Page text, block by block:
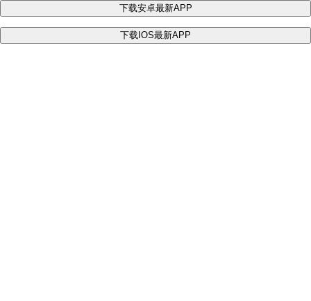
下载安卓最新APP
下载IOS最新APP